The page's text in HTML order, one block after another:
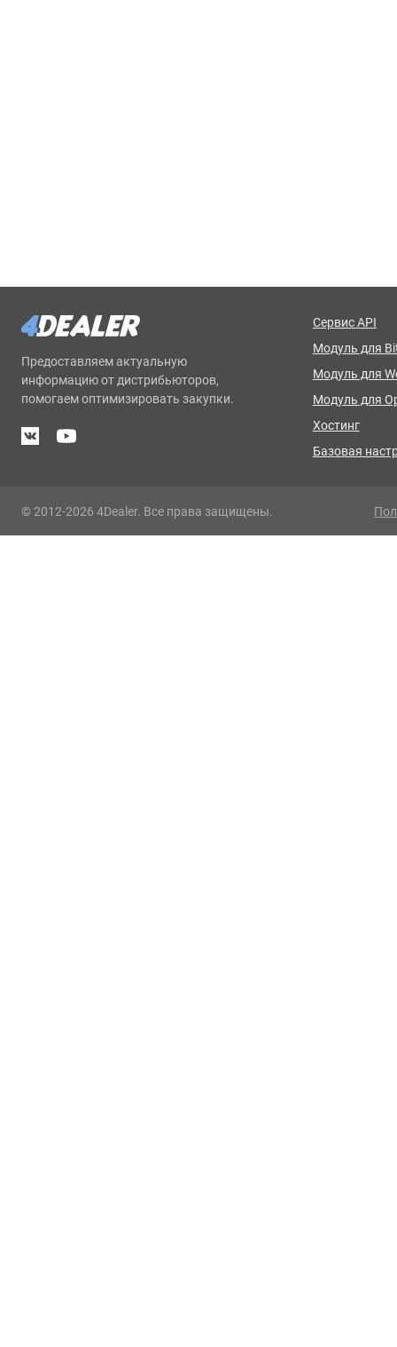
Предоставляем актуальную
информацию от дистрибьюторов,
помогаем оптимизировать закупки.
Сервис API
Модуль для
Модуль для
Модуль для
Хостинг
Базовая
© 2012-2026 4Dealer. Все права защищены.